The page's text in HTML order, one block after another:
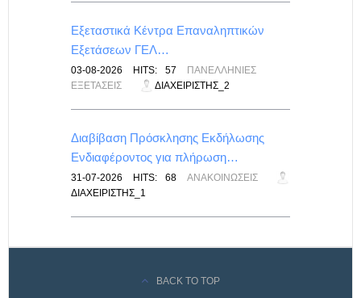
Εξεταστικά Κέντρα Επαναληπτικών
Εξετάσεων ΓΕΛ…
03-08-2026 HITS: 57
ΠΑΝΕΛΛΉΝΙΕΣ
ΕΞΕΤΆΣΕΙΣ
ΔΙΑΧΕΙΡΙΣΤΉΣ_2
Διαβίβαση Πρόσκλησης Εκδήλωσης
Ενδιαφέροντος για πλήρωση…
31-07-2026 HITS: 68
ΑΝΑΚΟΙΝΏΣΕΙΣ
ΔΙΑΧΕΙΡΙΣΤΉΣ_1
BACK TO TOP